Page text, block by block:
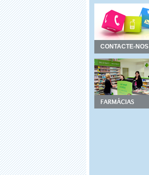
CONTACTE-NOS